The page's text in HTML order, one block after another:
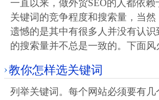
一直以来，做外贸SEO的人都依
关键词的竞争程度和搜索量，当
遗憾的是其中有很多人并没有认
的搜索量并不总是一致的。下面
教你怎样选关键词
列举关键词。每个网站必须要有